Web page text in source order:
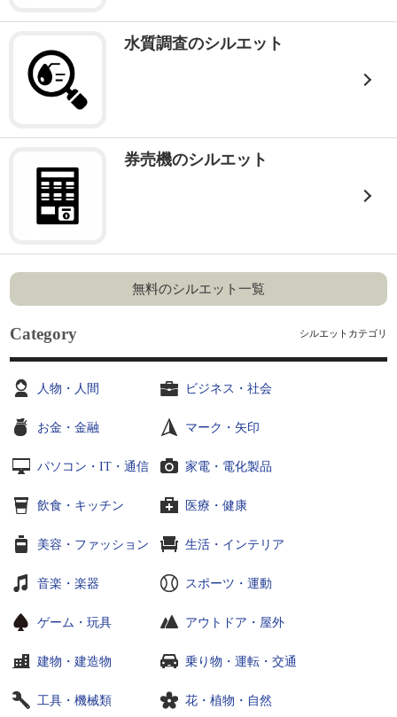
水質調査のシルエット
券売機のシルエット
無料のシルエット一覧
Category シルエットカテゴリ
人物・人間 ビジネス・社会
お金・金融 マーク・矢印
パソコン・IT・通信 家電・電化製品
飲食・キッチン 医療・健康
美容・ファッション 生活・インテリア
音楽・楽器 スポーツ・運動
ゲーム・玩具 アウトドア・屋外
建物・建造物 乗り物・運転・交通
工具・機械類 花・植物・自然